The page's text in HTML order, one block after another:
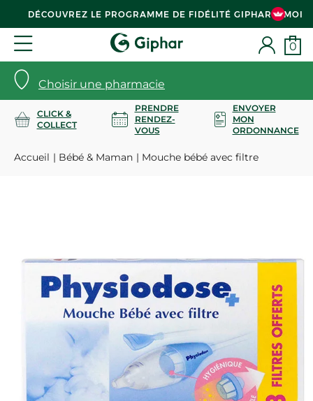
DÉCOUVREZ LE PROGRAMME DE FIDÉLITÉ GIPHAR & MOI
Choisir une pharmacie
0
CLICK &
COLLECT
PRENDRE
RENDEZ-
VOUS
ENVOYER
MON
ORDONNANCE
Accueil Bébé & Maman Mouche bébé avec filtre